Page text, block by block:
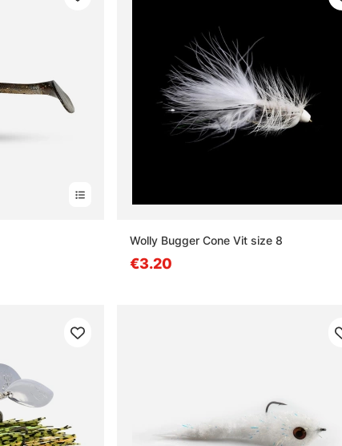
Wolly Bugger Cone Vit size 8
€3.20